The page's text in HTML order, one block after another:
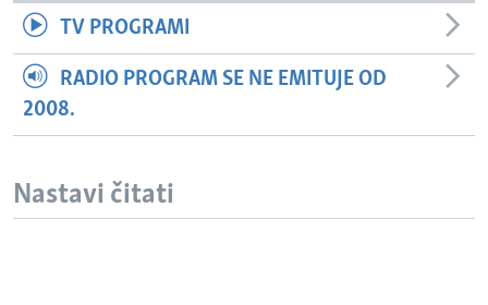
TV PROGRAMI
RADIO PROGRAM SE NE EMITUJE OD
2008.
Nastavi čitati